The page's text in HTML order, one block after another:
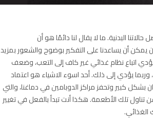
البدنية. ما لا يقال لنا دائمًا هو أن
يمكن أن يساعدنا على التفكير بوضوح والشعور بمزيد
اتباع نظام غذائي غير كاف إلى التعب، وضعف
وربما يؤدي إلى ذلك. أحد اسوء الاشياء هو اعتماد
كبير وتحفز مراكز الدوبامين في دماغنا، والتي
تلك الأطعمة. هكذا أنت تبدأ بالفعل في تغيير
الغذائي.